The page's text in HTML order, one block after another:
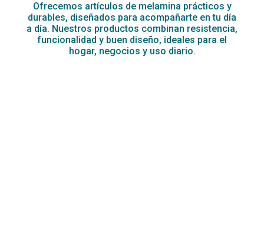
Ofrecemos artículos de melamina prácticos y
durables, diseñados para acompañarte en tu día
a día. Nuestros productos combinan resistencia,
funcionalidad y buen diseño, ideales para el
hogar, negocios y uso diario.